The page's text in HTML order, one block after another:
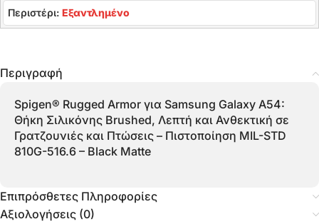
Περιστέρι: Εξαντλημένο
Περιγραφή
Spigen® Rugged Armor για Samsung Galaxy A54:
Θήκη Σιλικόνης Brushed, Λεπτή και Ανθεκτική σε
Γρατζουνιές και Πτώσεις – Πιστοποίηση MIL-STD
810G-516.6 – Black Matte
Επιπρόσθετες Πληροφορίες
Αξιολογήσεις (0)